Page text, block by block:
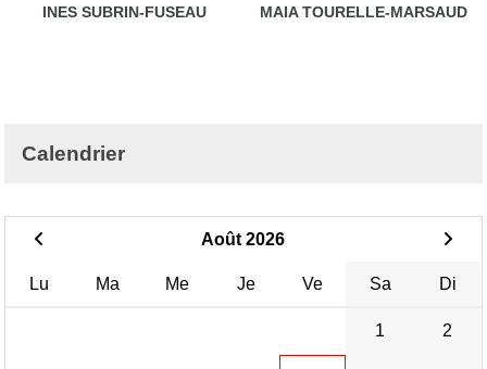
INES SUBRIN-FUSEAU MAIA TOURELLE-MARSAUD
Calendrier
Août 2026
Lu Ma Me Je Ve Sa Di
1 2